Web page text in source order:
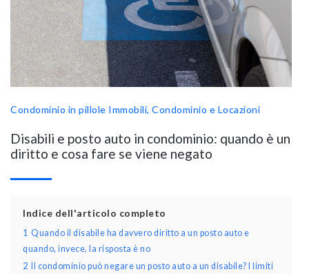
Condominio in pillole Immobili, Condominio e Locazioni
Disabili e posto auto in condominio: quando è un
diritto e cosa fare se viene negato
Indice dell'articolo completo
1 Quando il disabile ha davvero diritto a un posto auto e
quando, invece, la risposta è no
2
Il condominio può negare un posto auto a un disabile? I limiti